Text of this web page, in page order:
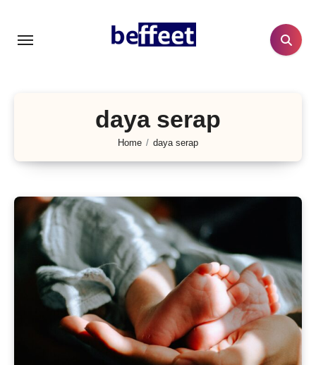
konten
daya serap
Home daya serap